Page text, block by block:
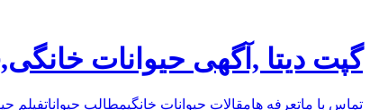
گپت دیتا ,آگهی حیوانات
تماس با ماتعرفه هامقالات حیوانات خانگیمطالب حیواناتفیلم